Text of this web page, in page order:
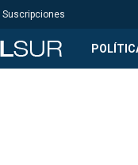
Suscripciones